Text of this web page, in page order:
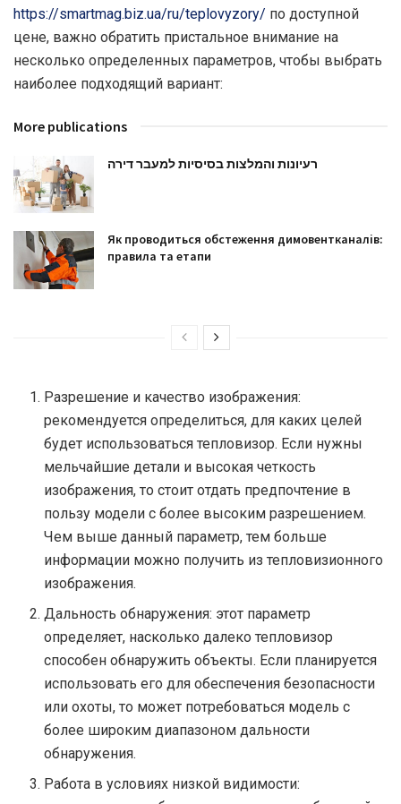
https://smartmag.biz.ua/ru/teplovyzory/ по доступной
цене, важно обратить пристальное внимание на
несколько определенных параметров, чтобы выбрать
наиболее подходящий вариант:
More publications
רעיונות והמלצות בסיסיות למעבר דירה
Як проводиться обстеження димовентканалів:
правила та етапи
Разрешение и качество изображения:
рекомендуется определиться, для каких целей
будет использоваться тепловизор. Если нужны
мельчайшие детали и высокая четкость
изображения, то стоит отдать предпочтение в
пользу модели с более высоким разрешением.
Чем выше данный параметр, тем больше
информации можно получить из тепловизионного
изображения.
Дальность обнаружения: этот параметр
определяет, насколько далеко тепловизор
способен обнаружить объекты. Если планируется
использовать его для обеспечения безопасности
или охоты, то может потребоваться модель с
более широким диапазоном дальности
обнаружения.
Работа в условиях низкой видимости: